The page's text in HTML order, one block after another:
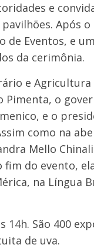
e
Após o
Eventos, e
da cerimônia.
e Agricultura
Pimenta, o
e o
como na
Mello
fim do evento,
na Língua
14h. São 400
de uva.